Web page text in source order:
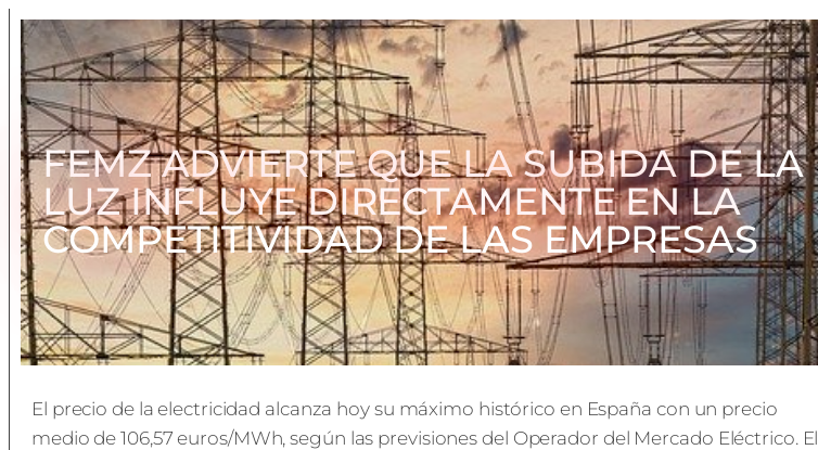
FEMZ ADVIERTE QUE LA SUBIDA DE LA
LUZ INFLUYE DIRECTAMENTE EN LA
COMPETITIVIDAD DE LAS EMPRESAS
El precio de la electricidad alcanza hoy su máximo histórico en España con un precio
medio de 106,57 euros/MWh, según las previsiones del Operador del Mercado Eléctrico. El